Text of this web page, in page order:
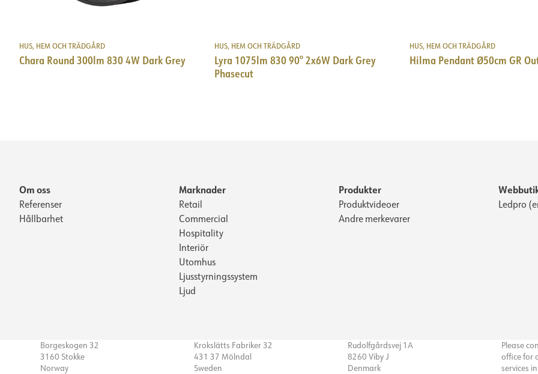
HUS, HEM OCH TRÄDGÅRD
Chara Round 300lm 830 4W Dark Grey
HUS, HEM OCH TRÄDGÅRD
Lyra 1075lm 830 90° 2x6W Dark Grey
Phasecut
HUS, HEM OCH TRÄDGÅRD
Hilma Pendant Ø50cm GR
Om oss
Referenser
Hållbarhet
Marknader
Retail
Commercial
Hospitality
Interiör
Utomhus
Ljusstyrningssystem
Ljud
Produkter
Produktvideoer
Andre merkevarer
Ledpro
Borgeskogen 32
3160 Stokke
Norway
Krokslätts Fabriker 32
431 37 Mölndal
Sweden
Rudolfgårdsvej 1A
8260 Viby J
Denmark
Please
office for
services